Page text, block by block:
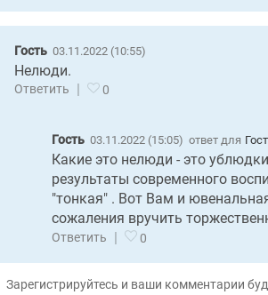
Гость 03.11.2022 (10:55)
Нелюди.
Ответить | 0
Гость 03.11.2022 (15:05) ответ для
Какие это нелюди - это
результаты современного
"тонкая" . Вот Вам и
сожаления вручить
Ответить | 0
Зарегистрируйтесь и ваши комментарии